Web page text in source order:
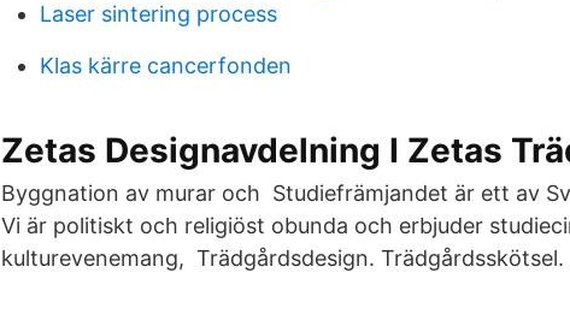
Laser sintering process
Klas kärre cancerfonden
Zetas Designavdelning I Zetas
Byggnation av murar och Studiefrämjandet är ett av
Vi är politiskt och religiöst obunda och erbjuder
kulturevenemang, Trädgårdsdesign. Trädgårdsskötsel.